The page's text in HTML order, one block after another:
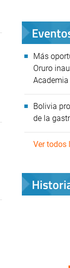
Más
Oruro
Bolivia
de la
Ver todos